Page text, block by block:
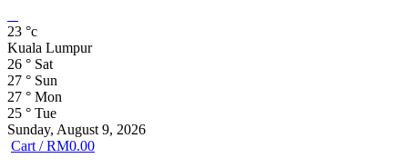
23 °c
Kuala Lumpur
26 ° Sat
27 ° Sun
27 ° Mon
25 ° Tue
Sunday, August 9, 2026
Cart /RM0.00